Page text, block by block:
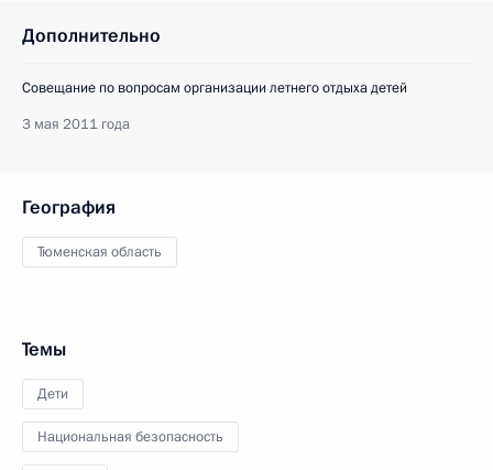
Дополнительно
Совещание по вопросам организации летнего отдыха детей
3 мая 2011 года
География
Тюменская область
Темы
Дети
Национальная безопасность